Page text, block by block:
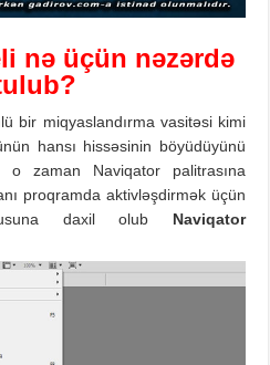
nə üçün nəzərdə
bir miqyaslandırma vasitəsi kimi
hansı hissəsinin böyüdüyünü
o zaman Naviqator palitrasına
proqramda aktivləşdirmək üçün
daxil olub Naviqator